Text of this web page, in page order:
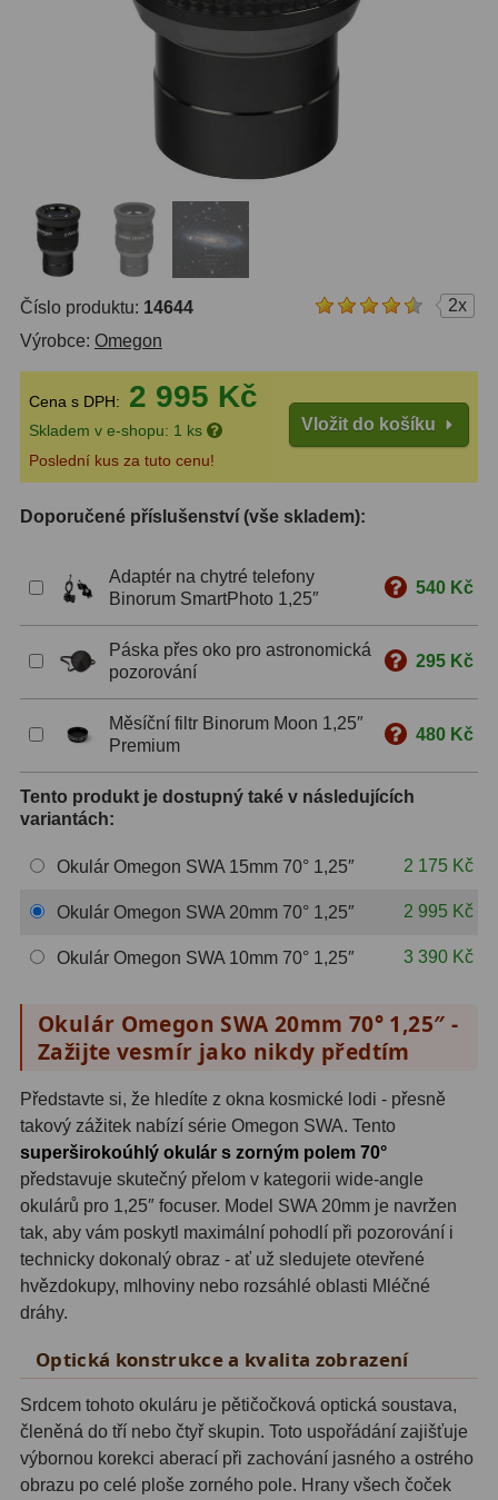
37
Plössl a Super Plössl
Širokoúhlé WA (52°-60°)84
SWA (62°-78°) 86
UWA (80°-98°) 22
XWA (100°-120°)17
Planetární 31
ZOOM 12
ED a Flat Field12
Speciální 1
Ostatní29
Barlow65
Filtry 180
Měsíční a Polarizační24
Sluneční42
CLS a UHC13
Mlhovinové14
OIII3
SII2
Planetární6
Proti světelnému znečištění6
Barevné 66
AstroFoto
Planetární kamery 20
T-kroužky 16
Adaptéry projekční11
Číslo produktu: 14644
Výrobce: Omegon
2x
Cena s DPH: 2 995 Kč
Skladem v e-shopu: 1 ks Vložit do košíku
Poslední kus za tuto cenu!
Doporučené příslušenství (vše skladem):
Adaptér na chytré telefony
Binorum SmartPhoto 1,25″
540 Kč
Páska přes oko pro astronomická
pozorování
295 Kč
Měsíční filtr Binorum Moon 1,25″
Premium
480 Kč
Tento produkt je dostupný také v následujících
variantách:
Okulár Omegon SWA 15mm 70° 1,25″ 2 175 Kč
Okulár Omegon SWA 20mm 70° 1,25″ 2 995 Kč
Okulár Omegon SWA 10mm 70° 1,25″ 3 390 Kč
Okulár Omegon SWA 20mm 70° 1,25″ -
Zažijte vesmír jako nikdy předtím
Představte si, že hledíte z okna kosmické lodi - přesně
takový zážitek nabízí série Omegon SWA. Tento
superširokoúhlý okulár s zorným polem 70°
představuje skutečný přelom v kategorii wide-angle
okulárů pro 1,25″ focuser. Model SWA 20mm je navržen
tak, aby vám poskytl maximální pohodlí při pozorování i
technicky dokonalý obraz - ať už sledujete otevřené
hvězdokupy, mlhoviny nebo rozsáhlé oblasti Mléčné
dráhy.
Optická konstrukce a kvalita zobrazení
Srdcem tohoto okuláru je pětičočková optická soustava,
členěná do tří nebo čtyř skupin. Toto uspořádání zajišťuje
výbornou korekci aberací při zachování jasného a ostrého
obrazu po celé ploše zorného pole. Hrany všech čoček